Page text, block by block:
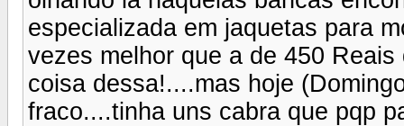
especializada em jaquetas para
vezes melhor que a de 450
coisa dessa!....mas hoje
fraco....tinha uns cabra que pqp